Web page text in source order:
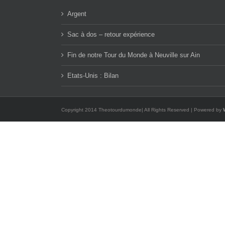
Argent
Sac à dos – retour expérience
Fin de notre Tour du Monde à Neuville sur Ain
Etats-Unis : Bilan
Copyright 2014 Theotourdumonde| All Rights Reserved | Powered by